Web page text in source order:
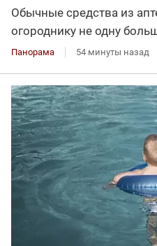
Обычные средства из
огороднику не одну
Панорама 54 минуты назад